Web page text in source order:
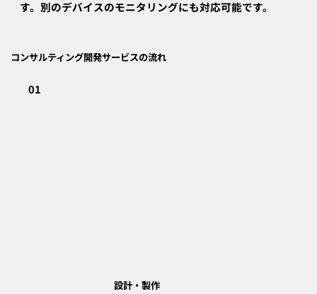
す。別のデバイスのモニタリングにも対応可能です。
コンサルティング開発サービスの流れ
​設計・製作
01